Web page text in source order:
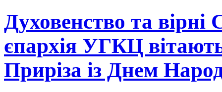
Духовенство та
єпархія УГКЦ
Приріза із Днем